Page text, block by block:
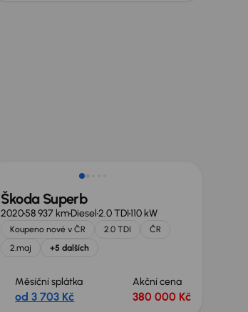
Škoda Superb
202058 937 kmDiesel2.0 TDI110 kW
Koupeno nové v ČR 2.0 TDI
ČR
2.maj
+5 dalších
Měsíční splátka
od 3 703 Kč
Akční cena
380 000 Kč
Zlevněno o 20 000 Kč